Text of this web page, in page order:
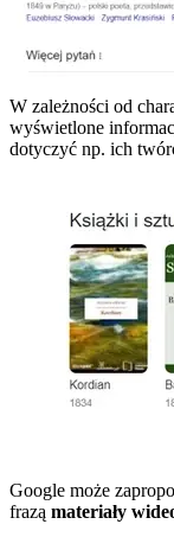
W zależności od
wyświetlone
dotyczyć np. ich
Google może
frazą materiały